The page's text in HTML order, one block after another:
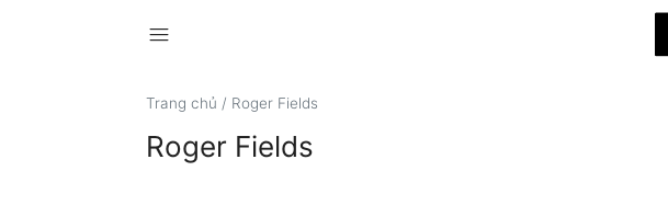
menu
Trang chủ / Roger Fields
Roger Fields